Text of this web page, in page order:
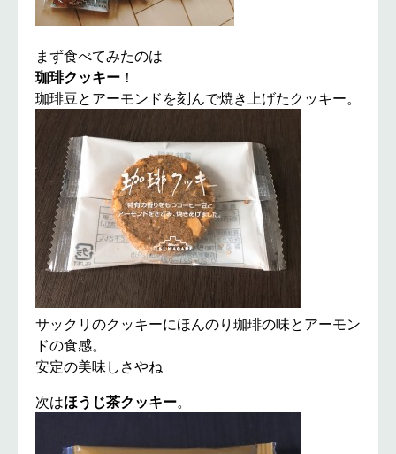
まず食べてみたのは
珈琲クッキー ！
珈琲豆とアーモンドを刻んで焼き上げたクッキー。
サックリのクッキーにほんのり珈琲の味とアーモン
ドの食感。
安定の美味しさやね
次はほうじ茶クッキー。